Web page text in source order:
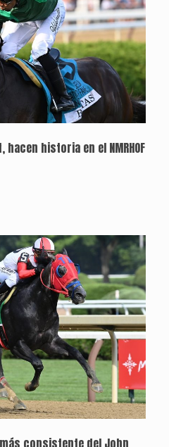
historia en el NMRHOF
consistente del John